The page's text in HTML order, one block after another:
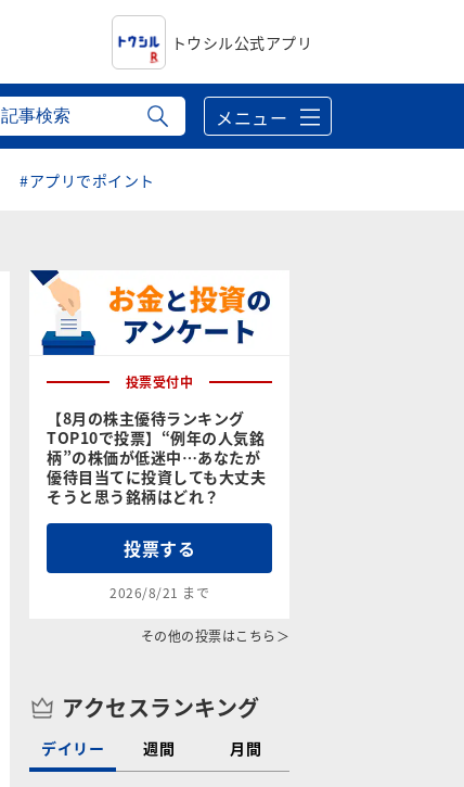
トウシル公式アプリ
メニュー
#アプリでポイント
メールで送る
投票受付中
【8月の株主優待ランキング
TOP10で投票】“例年の人気銘
柄”の株価が低迷中…あなたが
優待目当てに投資しても大丈夫
そうと思う銘柄はどれ？
投票する
2026/8/21 まで
その他の投票はこちら＞
アクセスランキング
デイリー 週間 月間